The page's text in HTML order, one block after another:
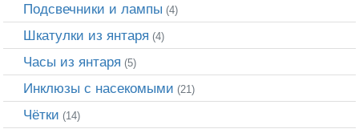
Подсвечники и лампы (4)
Шкатулки из янтаря (4)
Часы из янтаря (5)
Инклюзы с насекомыми (21)
Чётки (14)